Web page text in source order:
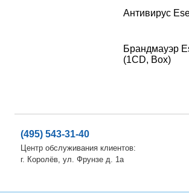
Антивирус
Брандмауэр
(1CD, Box)
(495) 543-31-40
Центр обслуживания клиентов:
г. Королёв, ул. Фрунзе д. 1а